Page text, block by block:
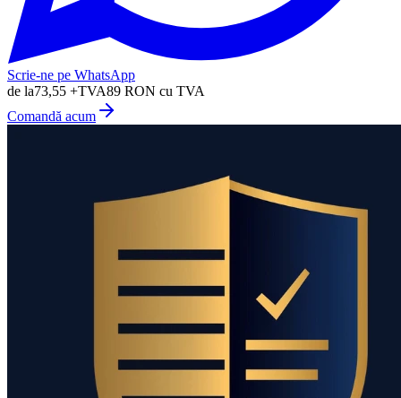
Scrie-ne pe WhatsApp
de la73,55 +TVA89 RON cu TVA
Comandă acum